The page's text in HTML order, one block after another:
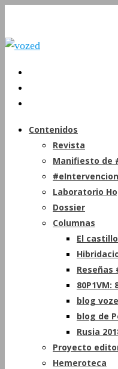
Contenidos
Revista
Manifiesto de
Laboratorio
Dossier
Columnas
El
blog
blog de
Rusia
Proyecto
Hemeroteca